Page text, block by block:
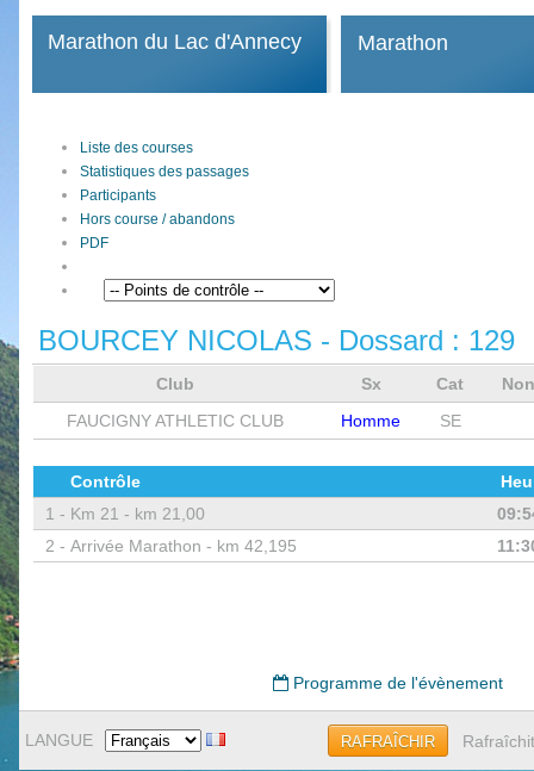
Marathon du Lac d'Annecy Marathon
Liste des courses
Statistiques des passages
Participants
Hors course / abandons
PDF
BOURCEY NICOLAS - Dossard : 129
Club Sx Cat
FAUCIGNY ATHLETIC CLUB
Homme SE
Contrôle
1 - Km 21 - km 21,00
2 - Arrivée Marathon - km 42,195
Programme de l'évènement
LANGUE RAFRAÎCHIR